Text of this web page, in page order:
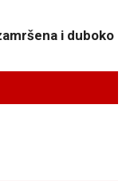
i duboko